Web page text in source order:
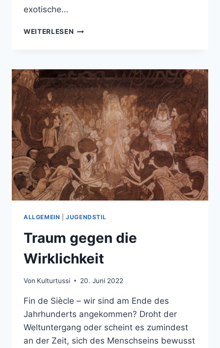
exotische…
WEITERLESEN AN
ALLGEMEIN |JUGENDSTIL
Traum gegen die
Wirklichkeit
Von Kulturtussi 20. Juni 2022
Fin de Siècle – wir sind am Ende des
Jahrhunderts angekommen? Droht der
Weltuntergang oder scheint es zumindest
an der Zeit, sich des Menschseins bewusst